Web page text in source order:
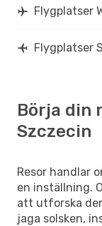
Flygplatser
Flygplatser
Börja din
Szczecin
Resor handlar
en inställning.
att utforska
jaga solsken,